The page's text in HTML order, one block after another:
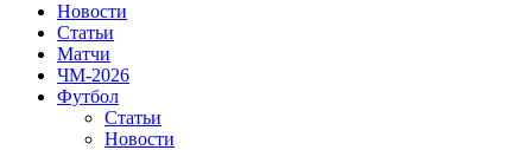
Новости
Статьи
Матчи
ЧМ-2026
Футбол
Статьи
Новости